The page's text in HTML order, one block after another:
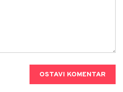
OSTAVI KOMENTAR